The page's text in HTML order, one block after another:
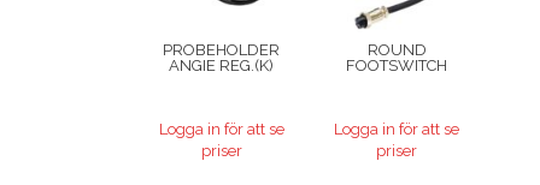
PROBEHOLDER
ANGIE REG.(K)
Logga in för att se
priser
ROUND
FOOTSWITCH
Logga in för att se
priser